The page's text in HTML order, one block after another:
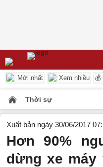
Mới nhất Xem nhiều 💰
Thời sự
Xuất bản ngày 30/06/2017
Hơn 90%
dừng xe máy